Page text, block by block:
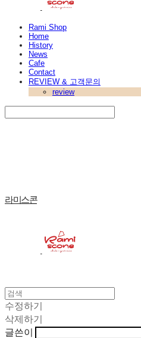
Rami Shop
Home
History
News
Cafe
Contact
REVIEW & 고객문의
review
라미스콘
수정하기
삭제하기
글쓴이